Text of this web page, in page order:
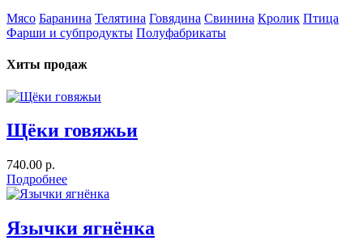
Мясо Баранина Телятина Говядина Свинина Кролик Птица
Фарши и субпродукты Полуфабрикаты
Хиты продаж
Щёки говяжьи
740.00 р.
Подробнее
Язычки ягнёнка